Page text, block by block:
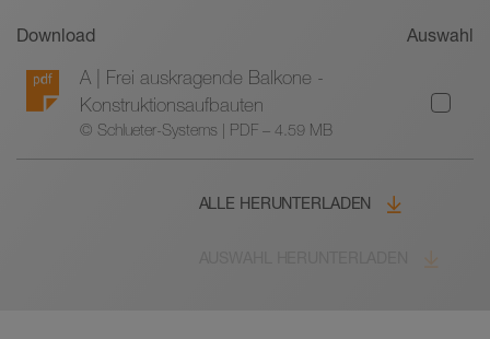
Download
Auswahl
A | Frei auskragende Balkone -
Konstruktionsaufbauten
© Schlueter-Systems | PDF – 4.59 MB
ALLE HERUNTERLADEN